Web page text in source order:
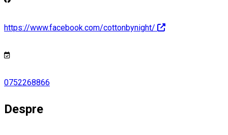
https://www.facebook.com/cottonbynight/
0752268866
Despre